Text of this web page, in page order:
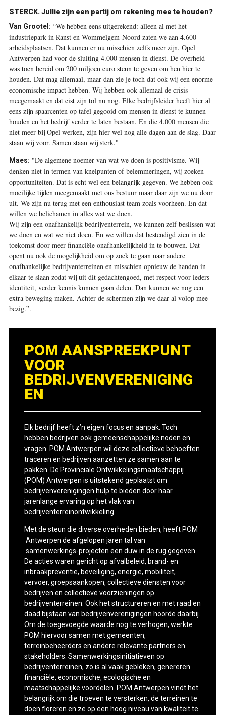
STERCK. Jullie zijn een partij om rekening mee te houden?
Van Grootel: “We hebben eens uitgerekend: alleen al met het
industriepark in Ranst en Wommelgem-Noord zaten we aan 4.600
arbeidsplaatsen. Dat kunnen er nu misschien zelfs meer zijn. Opel
Antwerpen had voor de sluiting 4.000 mensen in dienst. De overheid
was toen bereid om 200 miljoen euro steun te geven om hen hier te
houden. Dat mag allemaal, maar dan zie je toch dat ook wij een enorme
economische impact hebben. Wij hebben ook allemaal de crisis
meegemaakt en dat eist zijn tol nu nog. Elke bedrijfsleider heeft hier al
eens zijn spaarcenten op tafel gegooid om mensen in dienst te kunnen
houden en het bedrijf verder te laten bestaan. En die 4.000 mensen die
niet meer bij Opel werken, zijn hier wel nog alle dagen aan de slag. Daar
staan wij voor. Samen staan wij sterk."
Maes: "De algemene noemer van wat we doen is positivisme. Wij
denken niet in termen van knelpunten of belemmeringen, wij zoeken
opportuniteiten. Dat is echt wel een belangrijk gegeven. We hebben ook
moeilijke tijden meegemaakt met ons bestuur maar daar zijn we nu door
uit. We zijn nu terug met een enthousiast team zoals voorheen. En dat
willen we belichamen in alles wat we doen.
Wij zijn een onafhankelijk bedrijven­terrein, we kunnen zelf beslissen wat
we doen en wat we niet doen. En we willen dat bestendigd zien in de
toekomst door meer financiële onafhankelijkheid in te bouwen. Dat
opent nu ook de mogelijkheid om op zoek te gaan naar andere
onafhankelijke bedrijventerreinen en misschien opnieuw de handen in
elkaar te slaan zodat wij uit dit gedachtengoed, met respect voor ieders
identiteit, verder kennis kunnen gaan delen. Dan kunnen we nog een
extra beweging maken. Achter de schermen zijn we daar al volop mee
bezig.”.
POM AANSPREEKPUNT
VOOR
BEDRIJVENVERENIGING
EN
Elk bedrijf heeft z’n eigen focus en aanpak. Toch
hebben bedrijven ook gemeenschappelijke noden en
vragen. POM Antwerpen wil deze collectieve behoeften
traceren en bedrijven aanzetten ze samen aan te
pakken. De Provinciale Ontwikkelings­maatschappij
(POM) Antwerpen is uitstekend geplaatst om
bedrijvenverenigingen hulp te bieden door haar
jarenlange ervaring op het vlak van
bedrijventerreinontwikkeling.
Met de steun die diverse overheden bieden, heeft POM
Antwerpen de afgelopen jaren tal van
samenwerkings­-projecten een duw in de rug gegeven.
De acties waren gericht op afvalbeleid, brand- en
inbraakpreventie, beveiliging, energie, mobiliteit,
vervoer, groepsaankopen, collectieve diensten voor
bedrijven en collectieve voorzieningen op
bedrijventerreinen. Ook het structureren en met raad en
daad bijstaan van bedrijvenverenigingen hoorde daarbij.
Om de toegevoegde waarde nog te verhogen, werkte
POM hiervoor samen met gemeenten,
terreinbeheerders en andere relevante partners en
stakeholders. Samenwerkingsinitiatieven op
bedrijventerreinen, zo is al vaak gebleken, genereren
financiële, economische, ecologische en
maatschappelijke voordelen. POM Antwerpen vindt het
belangrijk om die troeven te versterken, de terreinen te
doen floreren en ze op een hoog niveau van kwaliteit te